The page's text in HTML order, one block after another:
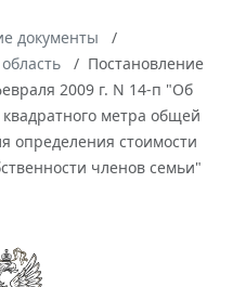
документы
Постановление
2009 г. N 14-п "Об
метра общей
определения стоимости
членов семьи"